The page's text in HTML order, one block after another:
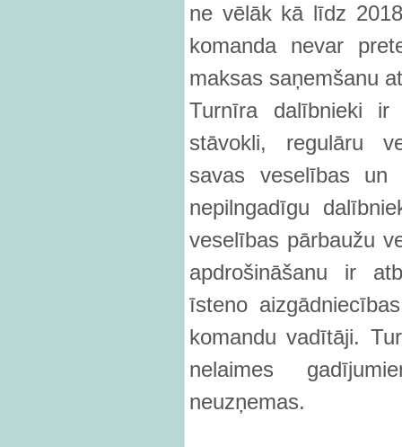
ne vēlāk kā līdz
komanda nevar
maksas saņemšanu
Turnīra dalībnieki
stāvokli, regulāru
savas veselības un
nepilngadīgu
veselības pārbaužu
apdrošināšanu ir
īsteno
komandu vadītāji.
nelaimes
neuzņemas.